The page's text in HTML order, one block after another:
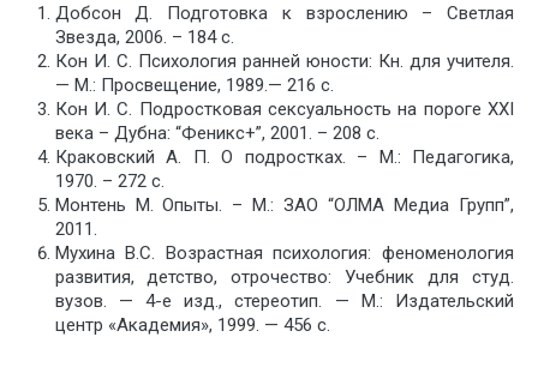
Добсон Д. Подготовка к взрослению – Светлая
Звезда, 2006. – 184 с.
Кон И. С. Психология ранней юности: Кн. для учителя.
— М.: Просвещение, 1989.— 216 с.
Кон И. С. Подростковая сексуальность на пороге XXI
века – Дубна: “Феникс+”, 2001. – 208 с.
Краковский А. П. О подростках. – М.: Педагогика,
1970. – 272 с.
Монтень М. Опыты. – М.: ЗАО “ОЛМА Медиа Групп”,
2011.
Мухина В.С. Возрастная психология: феноменология
развития, детство, отрочество: Учебник для студ.
вузов. — 4-е изд., стереотип. — М.: Издательский
центр «Академия», 1999. — 456 с.